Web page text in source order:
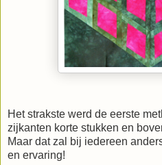
Het strakste werd de eerste
zijkanten korte stukken en
Maar dat zal bij iedereen
en ervaring!